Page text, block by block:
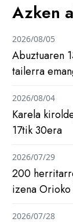
Azken
Abuztuaren
tailerra
2026/08/05
Karela
17tik 30era
2026/08/04
200
izena
2026/07/29
2026/07/28